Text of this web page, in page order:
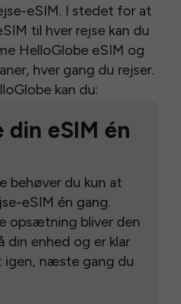
eSIM. I stedet for at
til hver rejse kan du
HelloGlobe eSIM og
hver gang du rejser.
kan du:
eSIM én
behøver du kun at
eSIM én gang.
opsætning bliver den
din enhed og er klar
igen, næste gang du